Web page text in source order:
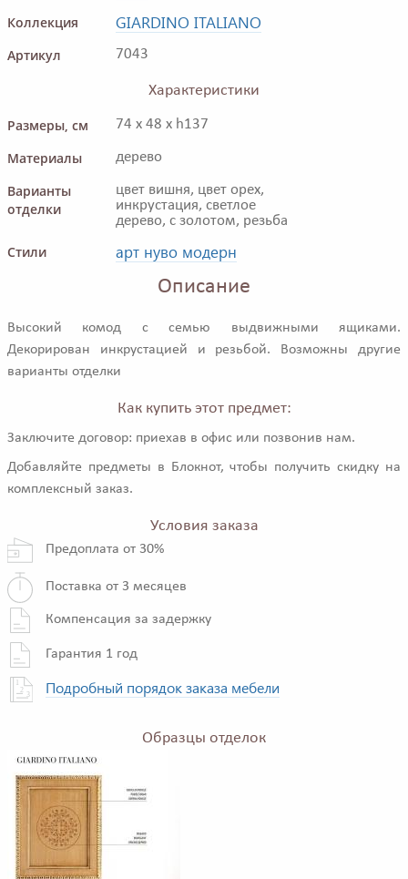
Коллекция GIARDINO ITALIANO
Артикул 7043
Характеристики
Размеры, см
74 x 48 x h137
Материалы дерево
Варианты
отделки
цвет вишня, цвет орех,
инкрустация, светлое
дерево, с золотом, резьба
Стили арт нуво модерн
Описание
Высокий комод с семью выдвижными ящиками.
Декорирован инкрустацией и резьбой. Возможны другие
варианты отделки
Как купить этот предмет:
Заключите договор: приехав в офис или позвонив нам.
Добавляйте предметы в Блокнот, чтобы получить скидку на
комплексный заказ.
Условия заказа
Предоплата от 30%
Поставка от 3 месяцев
Компенсация за задержку
Гарантия 1 год
Подробный порядок заказа мебели
Образцы отделок